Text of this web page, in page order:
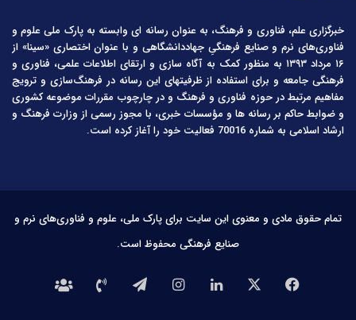
خبرگزاری علم، فناوری و فرهنگ، به عنوان رسانه ای وابسته به پارک ملی علوم و
فناوری‌های نرم و صنایع فرهنگیِ جهاددانشگاهی و با عنوان اختصاری «سینا» از
۱۶ مرداد ۱۳۹۳ به منظور کمک به آگاه سازی و ارتقای اطلاعات علمی، فناوری و
فرهنگی جامعه و برای استفاده از ظرفیتهای این رسانه در فرهنگ‌سازی و ترویج
مفاهیم مرتبط در حوزه فناوری و فرهنگ و در چارچوب مقررات موضوعه کشوری
و ضوابط حاکم بر رسانه ها و مؤسسات خبری، با مجوز رسمی از وزارت فرهنگ و
ارشاد اسلامی به شماره 70016 فعالیت خود را آغاز کرده است.
تمام حقوق مادی و معنوی این سایت برای پارک ملی، علوم و فناوری‌های نرم و
صنایع فرهنگی محفوظ است.
فیس
لینکدیناینستاگرامتلگرامتماس درباره